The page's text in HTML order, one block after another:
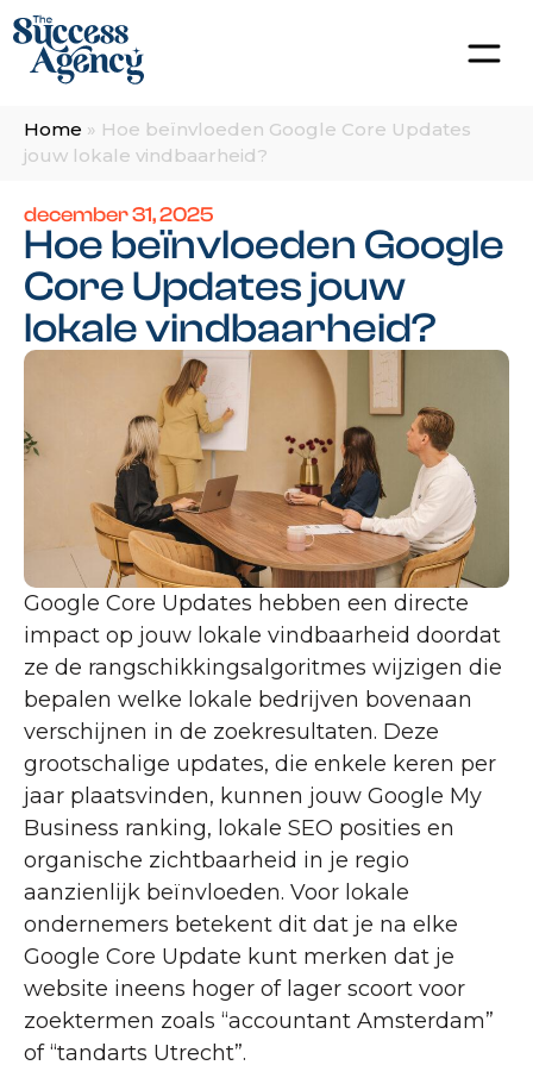
Home » Hoe beïnvloeden Google Core Updates
jouw lokale vindbaarheid?
december 31, 2025
Hoe beïnvloeden Google
Core Updates jouw
lokale vindbaarheid?
Google Core Updates hebben een directe
impact op jouw lokale vindbaarheid doordat
ze de rangschikkingsalgoritmes wijzigen die
bepalen welke lokale bedrijven bovenaan
verschijnen in de zoekresultaten. Deze
grootschalige updates, die enkele keren per
jaar plaatsvinden, kunnen jouw Google My
Business ranking, lokale SEO posities en
organische zichtbaarheid in je regio
aanzienlijk beïnvloeden. Voor lokale
ondernemers betekent dit dat je na elke
Google Core Update kunt merken dat je
website ineens hoger of lager scoort voor
zoektermen zoals “accountant Amsterdam”
of “tandarts Utrecht”.